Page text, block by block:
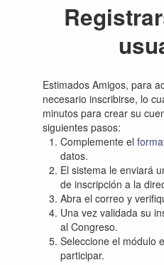
Estimados Amigos, para
necesario inscribirse, lo
minutos para crear su
siguientes pasos:
Complemente el
datos.
El sistema le enviará
de inscripción a la
Abra el correo y
Una vez validada su
al Congreso.
Seleccione el módulo
participar.